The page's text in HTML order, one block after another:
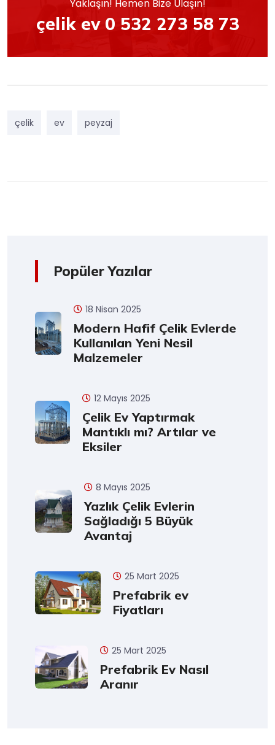
Yaklaşın! Hemen Bize Ulaşın!
çelik ev 0 532 273 58 73
çelik ev peyzaj
Popüler Yazılar
18 Nisan 2025
Modern Hafif Çelik Evlerde
Kullanılan Yeni Nesil
Malzemeler
12 Mayıs 2025
Çelik Ev Yaptırmak
Mantıklı mı? Artılar ve
Eksiler
8 Mayıs 2025
Yazlık Çelik Evlerin
Sağladığı 5 Büyük
Avantaj
25 Mart 2025
Prefabrik ev
Fiyatları
25 Mart 2025
Prefabrik Ev Nasıl
Aranır